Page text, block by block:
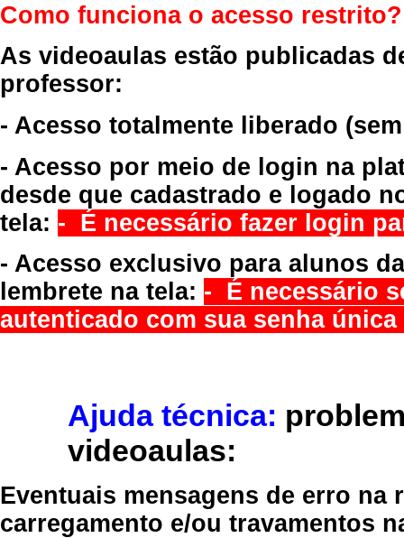
Como funciona o acesso restrito?
As videoaulas estão publicadas
professor:
- Acesso totalmente liberado
- Acesso por meio de login na
desde que cadastrado e logado
tela: - É necessário fazer login
- Acesso exclusivo para alunos
lembrete na tela: - É necessário
autenticado com sua senha
Ajuda técnica:
videoaulas:
Eventuais mensagens de erro
carregamento e/ou travamentos